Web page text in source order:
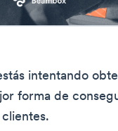
intentando
forma de